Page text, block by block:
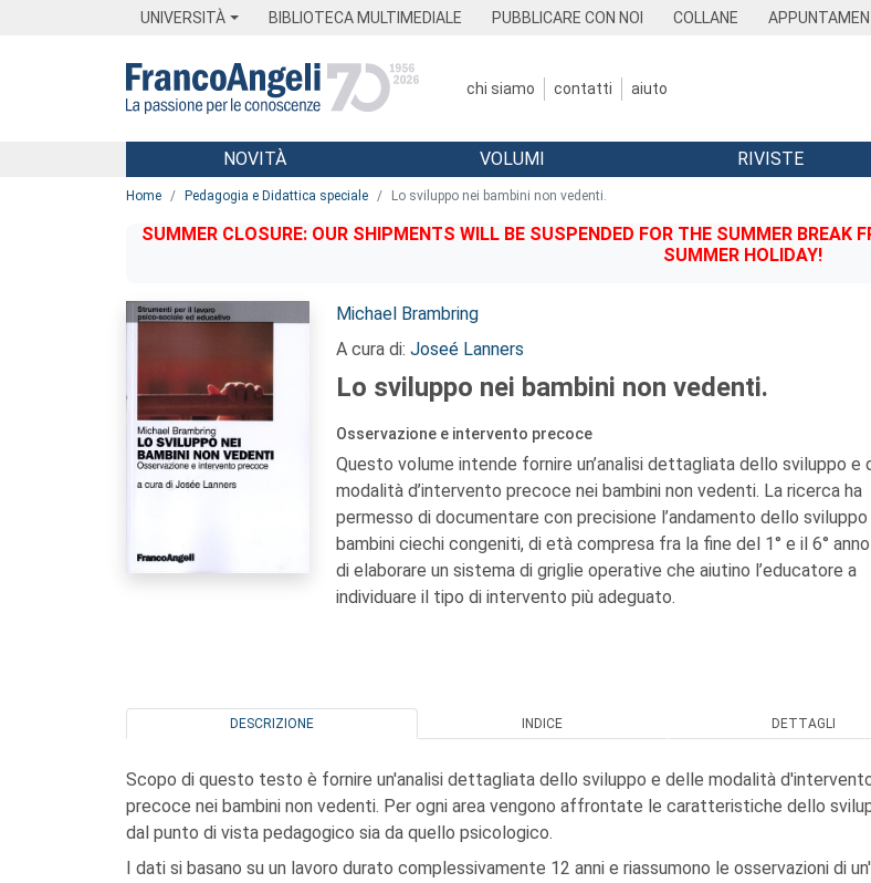
UNIVERSITÀ BIBLIOTECA MULTIMEDIALE PUBBLICARE CON NOI COLLANE
chi siamo contatti aiuto
Menu
NOVITÀ VOLUMI RIVISTE
Home Pedagogia e Didattica speciale Lo sviluppo nei bambini non vedenti.
SUMMER CLOSURE: OUR SHIPMENTS WILL BE SUSPENDED FOR THE SUMMER BREAK
SUMMER HOLIDAY!
Autori:
Michael Brambring
A cura di: Joseé Lanners
Lo sviluppo nei bambini non vedenti.
Osservazione e intervento precoce
Questo volume intende fornire un’analisi dettagliata dello sviluppo e
modalità d’intervento precoce nei bambini non vedenti. La ricerca ha
permesso di documentare con precisione l’andamento dello sviluppo
bambini ciechi congeniti, di età compresa fra la fine del 1° e il 6°
di elaborare un sistema di griglie operative che aiutino l’educatore a
individuare il tipo di intervento più adeguato.
DESCRIZIONE INDICE DETTAGLI
Scopo di questo testo è fornire un'analisi dettagliata dello sviluppo e delle modalità
precoce nei bambini non vedenti. Per ogni area vengono affrontate le caratteristiche dello
dal punto di vista pedagogico sia da quello psicologico.
I dati si basano su un lavoro durato complessivamente 12 anni e riassumono le osservazioni di